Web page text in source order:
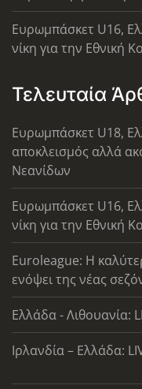
Ευρωμπάσκετ U16,
νίκη για την Εθνική
Τελευταία
Ευρωμπάσκετ U18,
αποκλεισμός αλλά
Νεανίδων
Ευρωμπάσκετ U16,
νίκη για την Εθνική
Euroleague: Η
ενόψει της νέας
Ελλάδα - Λιθουανία:
Ιρλανδία – Ελλάδα: